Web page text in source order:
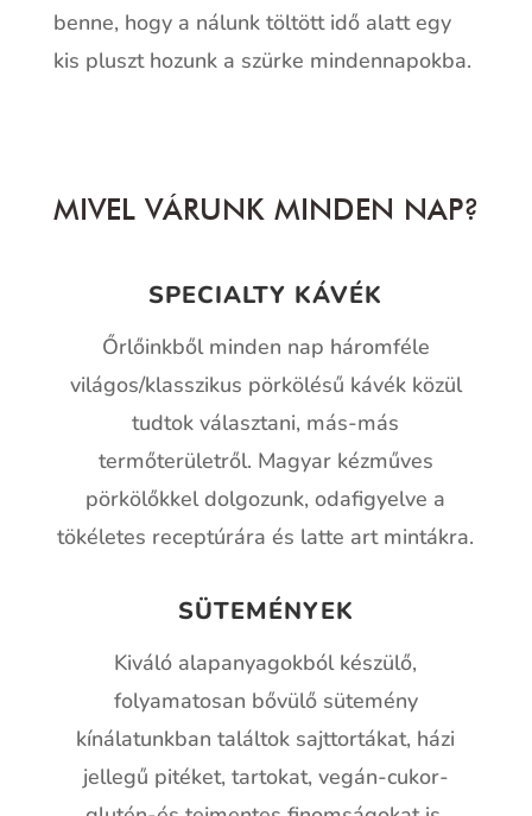
benne, hogy a nálunk töltött idő alatt egy
kis pluszt hozunk a szürke mindennapokba.
MIVEL VÁRUNK MINDEN NAP?
SPECIALTY KÁVÉK
Őrlőinkből minden nap háromféle
világos/klasszikus pörkölésű kávék közül
tudtok választani, más-más
termőterületről. Magyar kézműves
pörkölőkkel dolgozunk, odafigyelve a
tökéletes receptúrára és latte art mintákra.
SÜTEMÉNYEK
Kiváló alapanyagokból készülő,
folyamatosan bővülő sütemény
kínálatunkban találtok sajttortákat, házi
jellegű pitéket, tartokat, vegán-cukor-